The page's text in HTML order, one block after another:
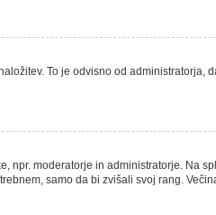
To je odvisno od administratorja,
npr. moderatorje in administratorje. Na
samo da bi zvišali svoj rang.